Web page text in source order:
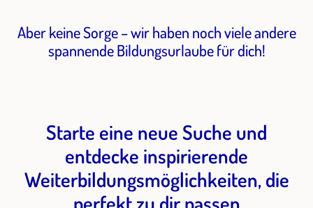
Aber keine Sorge – wir haben noch viele andere
spannende Bildungsurlaube für dich!
Starte eine neue Suche und
entdecke inspirierende
Weiterbildungsmöglichkeiten, die
perfekt zu dir passen